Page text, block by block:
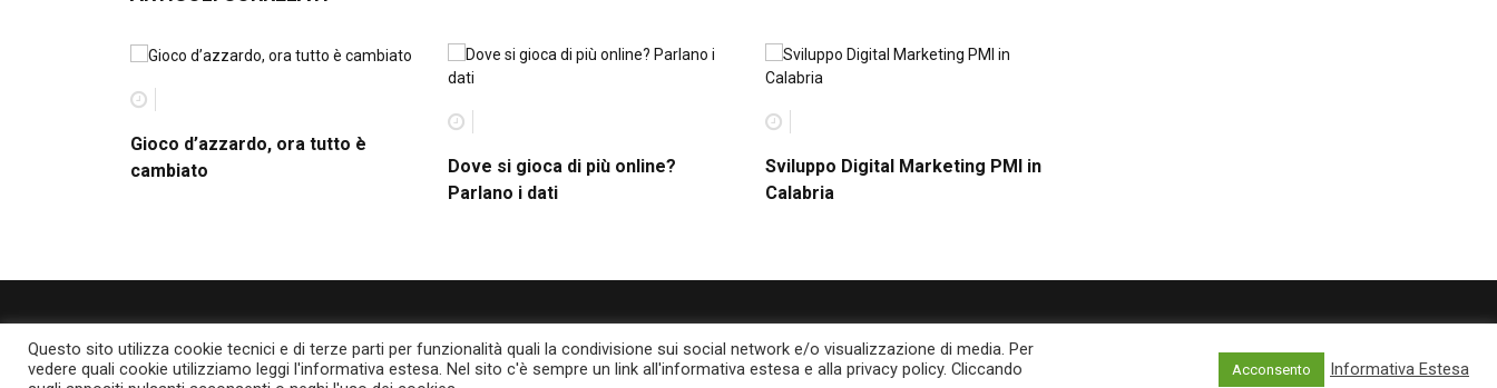
Gioco d’azzardo, ora tutto è
cambiato
Dove si gioca di più online?
Parlano i dati
Sviluppo Digital Marketing PMI in
Calabria
Powered by Deegita.com
Questo sito utilizza cookie tecnici e di terze parti per funzionalità quali la condivisione sui social network e/o visualizzazione di media. Per
vedere quali cookie utilizziamo leggi l'informativa estesa. Nel sito c'è sempre un link all'informativa estesa e alla privacy policy. Cliccando
Acconsento Informativa Estesa